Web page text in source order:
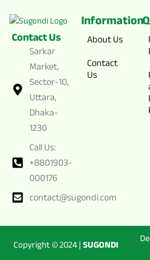
Contact Us
Sarkar
Market,
Sector-10,
Uttara,
Dhaka-
1230
Call Us:
+8801903-
000176
contact@sugondi.com
Information
About Us
Contact
Us
Copyright © 2024 |SUGONDI